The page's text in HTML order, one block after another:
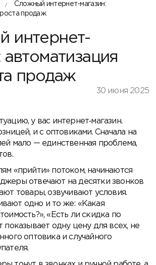
Сложный интернет-магазин:
роста продаж
интернет-
автоматизация
продаж
30 июня 2025
у вас интернет‑магазин.
и с оптовиками. Сначала на
мало — единственная проблема,
«прийти» потоком, начинаются
отвечают на десятки звонков
товары, озвучивают условия.
одно и то же: «Какая
«Есть ли скидка по
показывает одну цену для всех, не
оптовика и случайного